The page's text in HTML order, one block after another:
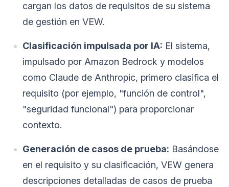
cargan los datos de requisitos de su sistema
de gestión en VEW.
Clasificación impulsada por IA: El sistema,
impulsado por Amazon Bedrock y modelos
como Claude de Anthropic, primero clasifica el
requisito (por ejemplo, "función de control",
"seguridad funcional") para proporcionar
contexto.
Generación de casos de prueba: Basándose
en el requisito y su clasificación, VEW genera
descripciones detalladas de casos de prueba